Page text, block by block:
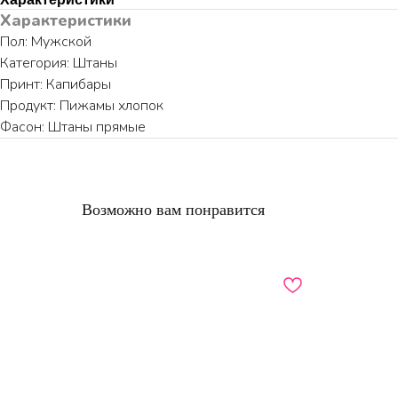
Характеристики
Пол: Мужской
Категория: Штаны
Принт: Капибары
Продукт: Пижамы хлопок
Фасон: Штаны прямые
Возможно вам понравится